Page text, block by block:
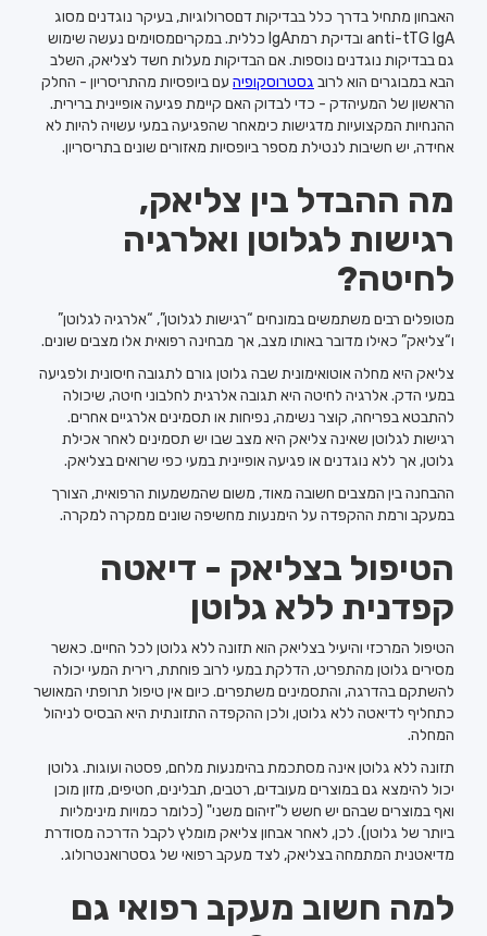
האבחון מתחיל בדרך כלל בבדיקות דםסרולוגיות, בעיקר נוגדנים מסוג
anti-tTG IgA ובדיקת רמתIgA כללית. במקריםמסוימים נעשה שימוש
גם בבדיקות נוגדנים נוספות. אם הבדיקות מעלות חשד לצליאק, השלב
הבא במבוגרים הוא לרוב גסטרוסקופיה עם ביופסיות מהתריסריון - החלק
הראשון של המעיהדק - כדי לבדוק האם קיימת פגיעה אופיינית ברירית.
ההנחיות המקצועיות מדגישות כימאחר שהפגיעה במעי עשויה להיות לא
אחידה, יש חשיבות לנטילת מספר ביופסיות מאזורים שונים בתריסריון.
מה ההבדל בין צליאק,
רגישות לגלוטן ואלרגיה
לחיטה?
מטופלים רבים משתמשים במונחים “רגישות לגלוטן”, “אלרגיה לגלוטן”
ו“צליאק” כאילו מדובר באותו מצב, אך מבחינה רפואית אלו מצבים שונים.
צליאק היא מחלה אוטואימונית שבה גלוטן גורם לתגובה חיסונית ולפגיעה
במעי הדק. אלרגיה לחיטה היא תגובה אלרגית לחלבוני חיטה, שיכולה
להתבטא בפריחה, קוצר נשימה, נפיחות או תסמינים אלרגיים אחרים.
רגישות לגלוטן שאינה צליאק היא מצב שבו יש תסמינים לאחר אכילת
גלוטן, אך ללא נוגדנים או פגיעה אופיינית במעי כפי שרואים בצליאק.
ההבחנה בין המצבים חשובה מאוד, משום שהמשמעות הרפואית, הצורך
במעקב ורמת ההקפדה על הימנעות מחשיפה שונים ממקרה למקרה.
הטיפול בצליאק - דיאטה
קפדנית ללא גלוטן
הטיפול המרכזי והיעיל בצליאק הוא תזונה ללא גלוטן לכל החיים. כאשר
מסירים גלוטן מהתפריט, הדלקת במעי לרוב פוחתת, רירית המעי יכולה
להשתקם בהדרגה, והתסמינים משתפרים. כיום אין טיפול תרופתי המאושר
כתחליף לדיאטה ללא גלוטן, ולכן ההקפדה התזונתית היא הבסיס לניהול
המחלה.
תזונה ללא גלוטן אינה מסתכמת בהימנעות מלחם, פסטה ועוגות. גלוטן
יכול להימצא גם במוצרים מעובדים, רטבים, תבלינים, חטיפים, מזון מוכן
ואף במוצרים שבהם יש חשש ל"זיהום משני" (כלומר כמויות מינימליות
ביותר של גלוטן). לכן, לאחר אבחון צליאק מומלץ לקבל הדרכה מסודרת
מדיאטנית המתמחה בצליאק, לצד מעקב רפואי של גסטרואנטרולוג.
למה חשוב מעקב רפואי גם